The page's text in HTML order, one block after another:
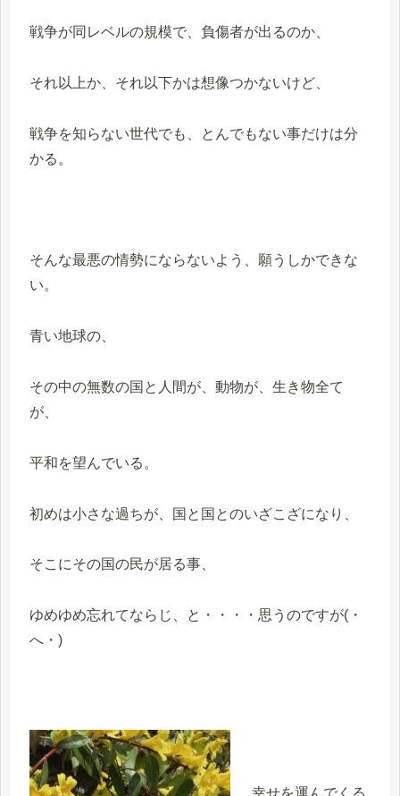
戦争が同レベルの規模で、負傷者が出るのか、
それ以上か、それ以下かは想像つかないけど、
戦争を知らない世代でも、とんでもない事だけは分
かる。
そんな最悪の情勢にならないよう、願うしかできな
い。
青い地球の、
その中の無数の国と人間が、動物が、生き物全て
が、
平和を望んでいる。
初めは小さな過ちが、国と国とのいざこざになり、
そこにその国の民が居る事、
ゆめゆめ忘れてならじ、と・・・・思うのですが(・
へ・)
幸せを運んでくる